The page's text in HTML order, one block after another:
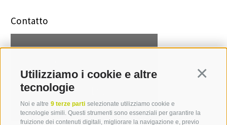
Utilizziamo i cookie e altre
tecnologie
Noi e altre 9 terze parti selezionate utilizziamo cookie e
tecnologie simili. Questi strumenti sono essenziali per garantire la
fruizione dei contenuti digitali, migliorare la navigazione e, previo
Contatto
T +39 0471 094 530
thomas.egebrecht[at]idm-
suedtirol.com